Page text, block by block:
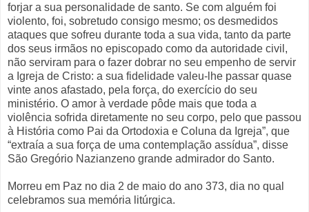
forjar a sua personalidade de santo. Se com alguém foi
violento, foi, sobretudo consigo mesmo; os desmedidos
ataques que sofreu durante toda a sua vida, tanto da parte
dos seus irmãos no episcopado como da autoridade civil,
não serviram para o fazer dobrar no seu empenho de servir
a Igreja de Cristo: a sua fidelidade valeu-lhe passar quase
vinte anos afastado, pela força, do exercício do seu
ministério. O amor à verdade pôde mais que toda a
violência sofrida diretamente no seu corpo, pelo que passou
à História como Pai da Ortodoxia e Coluna da Igreja”, que
“extraía a sua força de uma contemplação assídua”, disse
São Gregório Nazianzeno grande admirador do Santo.
Morreu em Paz no dia 2 de maio do ano 373, dia no qual
celebramos sua memória litúrgica.